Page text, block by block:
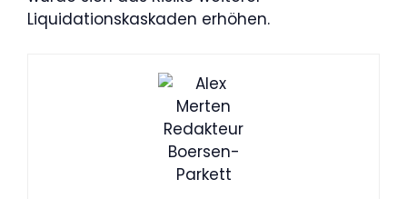
Liquidationskaskaden erhöhen.